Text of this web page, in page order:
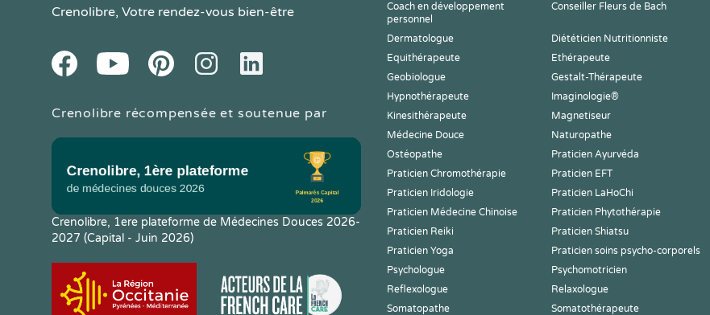
Crenolibre, Votre rendez-vous bien-être
FacebookYoutube PinteresetInstagramLinkedIn
Crenolibre récompensée et soutenue par
Crenolibre, 1ere plateforme de Médecines Douces 2026-
2027 (Capital - Juin 2026)
Coach en développement
personnel
Conseiller Fleurs de Bach
Dermatologue Diététicien Nutritionniste
Equithérapeute
Ethérapeute
Geobiologue
Gestalt-Thérapeute
Hypnothérapeute
Imaginologie®
Kinesithérapeute
Magnetiseur
Médecine Douce
Naturopathe
Ostéopathe
Praticien Ayurvéda
Praticien Chromothérapie
Praticien EFT
Praticien Iridologie
Praticien LaHoChi
Praticien Médecine Chinoise
Praticien Phytothérapie
Praticien Reiki
Praticien Shiatsu
Praticien Yoga
Praticien soins psycho-corporels
Psychologue
Psychomotricien
Reflexologue
Relaxologue
Somatopathe
Somatothérapeute